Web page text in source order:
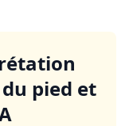
pied et